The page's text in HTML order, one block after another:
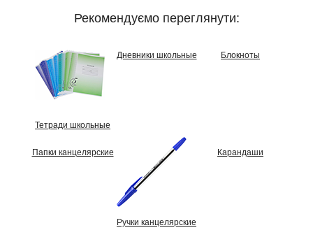
Рекомендуємо переглянути:
Тетради школьные
Дневники школьные Блокноты
Папки канцелярские
Ручки канцелярские
Карандаши